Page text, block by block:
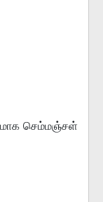
செம்மஞ்சள்